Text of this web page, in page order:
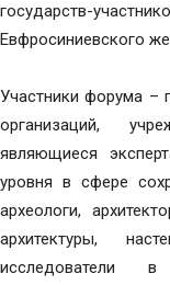
государств-
Евфросиниевского
Участники форума –
организаций,
являющиеся
уровня в сфере
археологи,
архитектуры,
исследователи